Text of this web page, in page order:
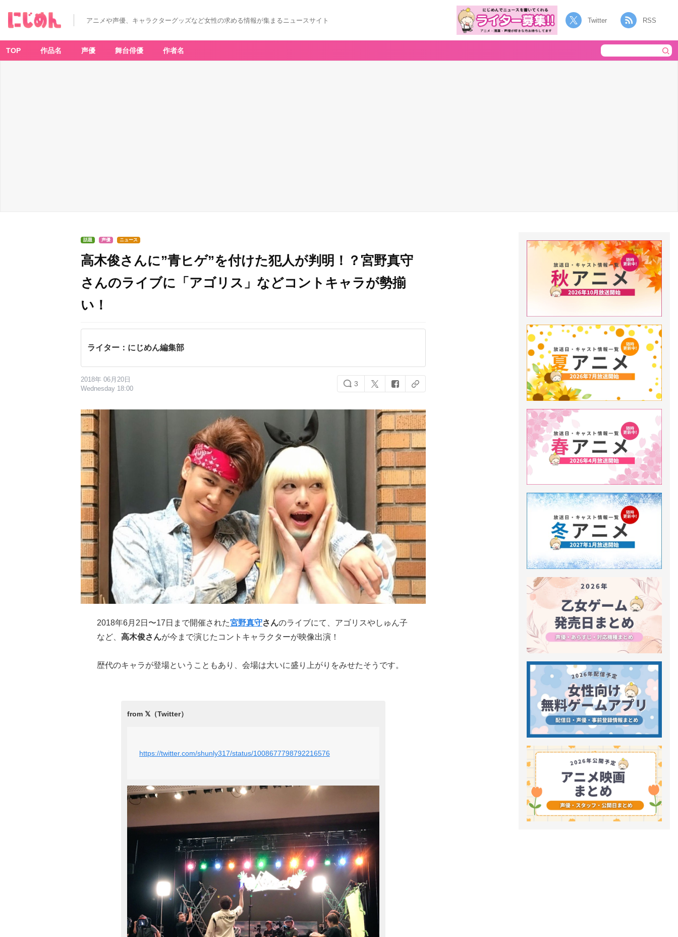
アニメや声優、キャラクターグッズなど女性の求める情報が集まるニュースサイト Twitter RSS
TOP 作品名 声優 舞台俳優 作者名
話題 声優 ニュース
高木俊さんに”青ヒゲ”を付けた犯人が判明！？宮野真守
さんのライブに「アゴリス」などコントキャラが勢揃
い！
ライター：にじめん編集部
2018年 06月20日
Wednesday 18:00
3
2018年6月2日〜17日まで開催された宮野真守さんのライブにて、アゴリスやしゅん子
など、 高木俊さんが今まで演じたコントキャラクターが映像出演！
歴代のキャラが登場ということもあり、会場は大いに盛り上がりをみせたそうです。
https://twitter.com/shunly317/status/1008677798792216576